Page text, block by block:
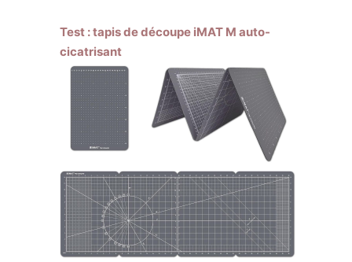
Test : tapis de découpe iMAT M auto-
cicatrisant